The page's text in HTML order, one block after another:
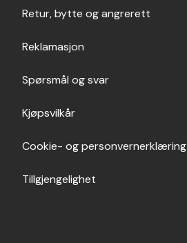
Retur, bytte og angrerett
Reklamasjon
Spørsmål og svar
Kjøpsvilkår
Cookie- og personvernerklæring
Tillgjengelighet